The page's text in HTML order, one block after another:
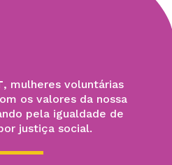
, mulheres voluntárias
os valores da nossa
pela igualdade de
justiça social.